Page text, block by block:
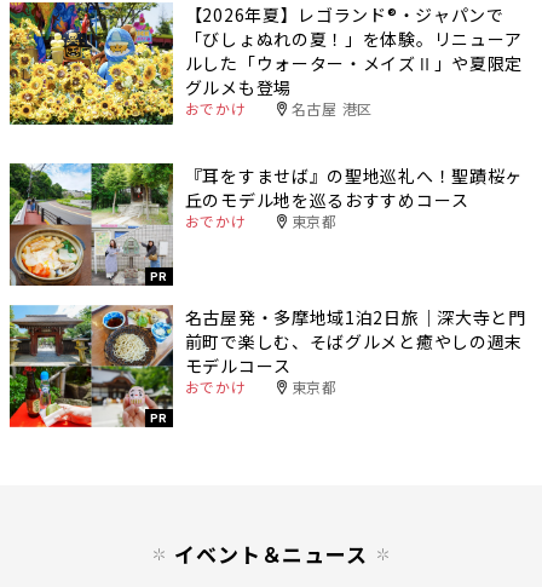
【2026年夏】レゴランド®・ジャパンで
「びしょぬれの夏！」を体験。リニューア
ルした「ウォーター・メイズⅡ」や夏限定
グルメも登場
おでかけ 名古屋 港区
PR
『耳をすませば』の聖地巡礼へ！聖蹟桜ヶ
丘のモデル地を巡るおすすめコース
おでかけ 東京都
PR
名古屋発・多摩地域1泊2日旅｜深大寺と門
前町で楽しむ、そばグルメと癒やしの週末
モデルコース
おでかけ 東京都
イベント＆ニュース